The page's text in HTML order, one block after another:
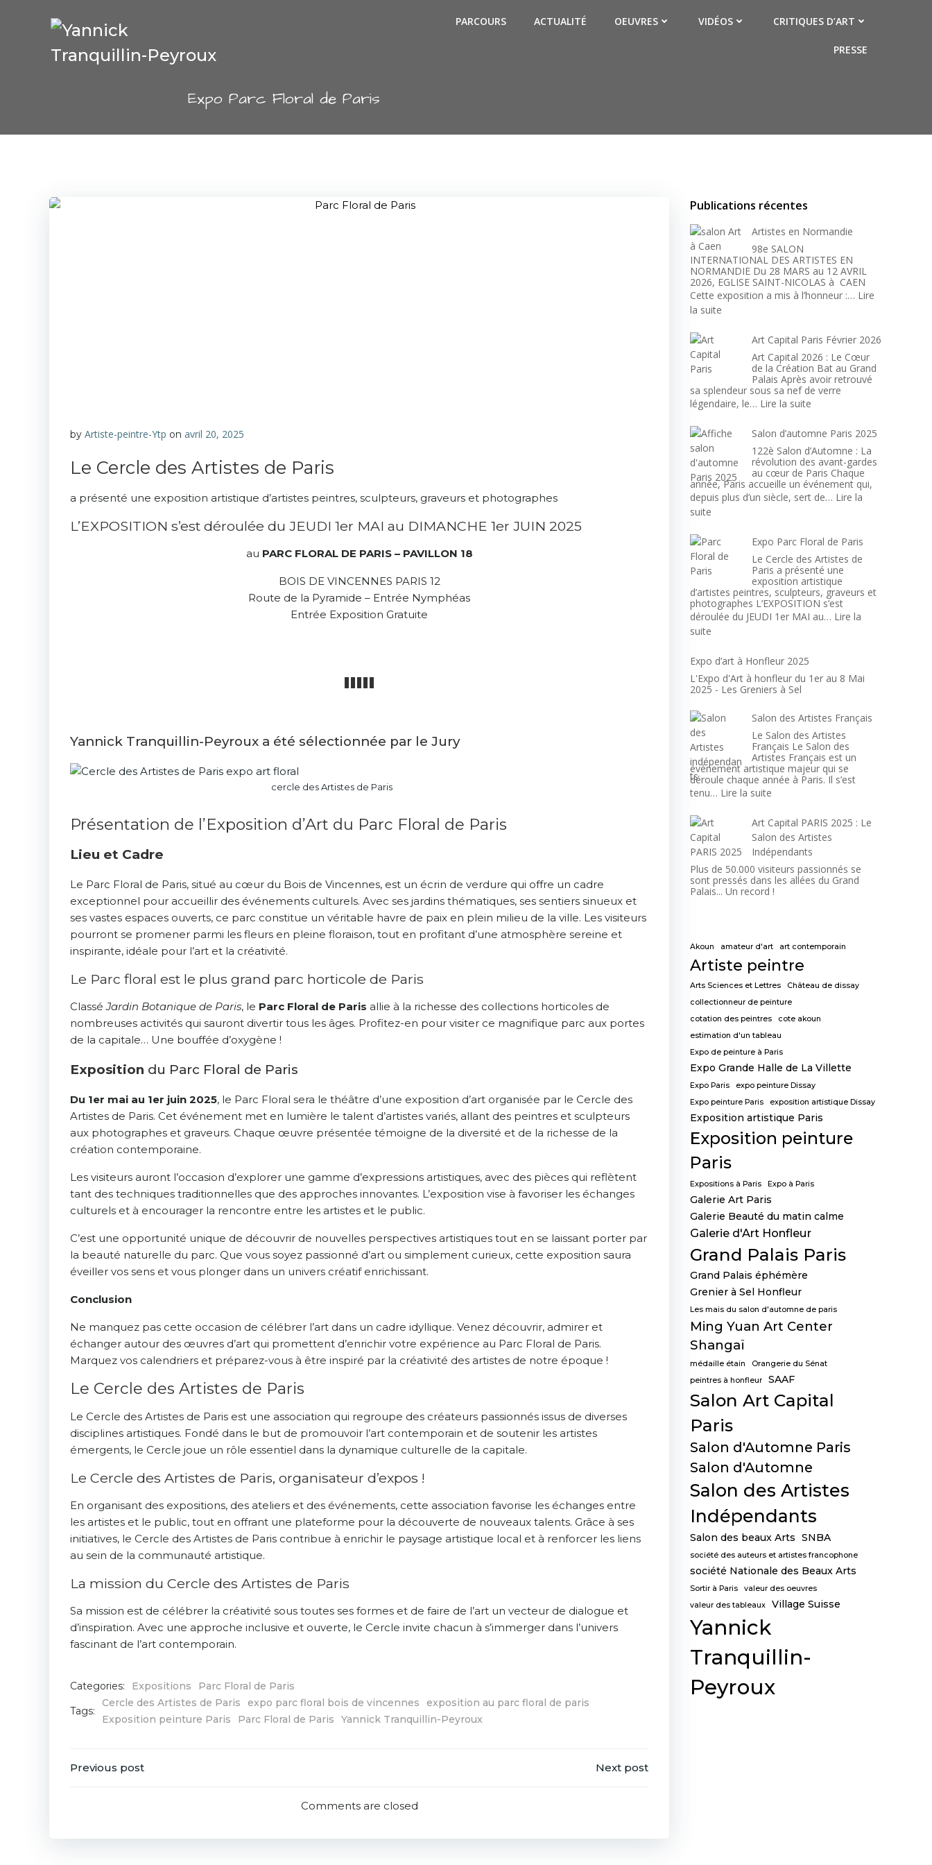
PARCOURS ACTUALITÉ OEUVRES VIDÉOS CRITIQUES D’ART
PRESSE
Expo Parc Floral de Paris
by Artiste-peintre-Ytp on avril 20, 2025
Le Cercle des Artistes de Paris
a présenté une exposition artistique d’artistes peintres, sculpteurs, graveurs et photographes
L’EXPOSITION s’est déroulée du JEUDI 1er MAI au DIMANCHE 1er JUIN 2025
au PARC FLORAL DE PARIS – PAVILLON 18
BOIS DE VINCENNES PARIS 12
Route de la Pyramide – Entrée Nymphéas
Entrée Exposition Gratuite
Yannick Tranquillin-Peyroux a été sélectionnée par le Jury
cercle des Artistes de Paris
Présentation de l’Exposition d’Art du Parc Floral de Paris
Lieu et Cadre
Le Parc Floral de Paris, situé au cœur du Bois de Vincennes, est un écrin de verdure qui offre un cadre
exceptionnel pour accueillir des événements culturels. Avec ses jardins thématiques, ses sentiers sinueux et
ses vastes espaces ouverts, ce parc constitue un véritable havre de paix en plein milieu de la ville. Les visiteurs
pourront se promener parmi les fleurs en pleine floraison, tout en profitant d’une atmosphère sereine et
inspirante, idéale pour l’art et la créativité.
Le Parc floral est le plus grand parc horticole de Paris
ClasséJardin Botanique de Paris, le Parc Floral de Paris allie à la richesse des collections horticoles de
nombreuses activités qui sauront divertir tous les âges. Profitez-en pour visiter ce magnifique parc aux portes
de la capitale… Une bouffée d’oxygène !
Exposition du Parc Floral de Paris
Du 1er mai au 1er juin 2025, le Parc Floral sera le théâtre d’une exposition d’art organisée par le Cercle des
Artistes de Paris. Cet événement met en lumière le talent d’artistes variés, allant des peintres et sculpteurs
aux photographes et graveurs. Chaque œuvre présentée témoigne de la diversité et de la richesse de la
création contemporaine.
Les visiteurs auront l’occasion d’explorer une gamme d’expressions artistiques, avec des pièces qui reflètent
tant des techniques traditionnelles que des approches innovantes. L’exposition vise à favoriser les échanges
culturels et à encourager la rencontre entre les artistes et le public.
C’est une opportunité unique de découvrir de nouvelles perspectives artistiques tout en se laissant porter par
la beauté naturelle du parc. Que vous soyez passionné d’art ou simplement curieux, cette exposition saura
éveiller vos sens et vous plonger dans un univers créatif enrichissant.
Conclusion
Ne manquez pas cette occasion de célébrer l’art dans un cadre idyllique. Venez découvrir, admirer et
échanger autour des œuvres d’art qui promettent d’enrichir votre expérience au Parc Floral de Paris.
Marquez vos calendriers et préparez-vous à être inspiré par la créativité des artistes de notre époque !
Le Cercle des Artistes de Paris
Le Cercle des Artistes de Paris est une association qui regroupe des créateurs passionnés issus de diverses
disciplines artistiques. Fondé dans le but de promouvoir l’art contemporain et de soutenir les artistes
émergents, le Cercle joue un rôle essentiel dans la dynamique culturelle de la capitale.
Le Cercle des Artistes de Paris, organisateur d’expos !
En organisant des expositions, des ateliers et des événements, cette association favorise les échanges entre
les artistes et le public, tout en offrant une plateforme pour la découverte de nouveaux talents. Grâce à ses
initiatives, le Cercle des Artistes de Paris contribue à enrichir le paysage artistique local et à renforcer les liens
au sein de la communauté artistique.
La mission du Cercle des Artistes de Paris
Sa mission est de célébrer la créativité sous toutes ses formes et de faire de l’art un vecteur de dialogue et
d’inspiration. Avec une approche inclusive et ouverte, le Cercle invite chacun à s’immerger dans l’univers
fascinant de l’art contemporain.
Categories: Expositions
Parc Floral de Paris
Tags:
Cercle des Artistes de Paris expo parc floral bois de vincennes
exposition au parc floral de paris
Exposition peinture Paris
Parc Floral de Paris Yannick Tranquillin-Peyroux
Post
Previous post Next post
Comments are closed
Publications récentes
Artistes en Normandie
98e SALON
INTERNATIONAL DES ARTISTES EN
NORMANDIE Du 28 MARS au 12 AVRIL
2026, EGLISE SAINT-NICOLAS à CAEN
Cette exposition a mis à l’honneur :… Lire
la suite
Normandie
Art Capital Paris Février 2026
Art Capital 2026 : Le Cœur
de la Création Bat au Grand
Palais Après avoir retrouvé
sa splendeur sous sa nef de verre
légendaire, le… Lire la suite
Capital
Paris
Février
2026
Salon d’automne Paris 2025
122è Salon d’Automne : La
révolution des avant-gardes
au cœur de Paris Chaque
année, Paris accueille un événement qui,
depuis plus d’un siècle, sert de… Lire la
suite
d’automne
Paris
2025
Expo Parc Floral de Paris
Le Cercle des Artistes de
Paris a présenté une
exposition artistique
d’artistes peintres, sculpteurs, graveurs et
photographes L’EXPOSITION s’est
déroulée du JEUDI 1er MAI au… Lire la
suite
Parc
Floral
de
Expo d’art à Honfleur 2025
L'Expo d'Art à honfleur du 1er au 8 Mai
2025 - Les Greniers à Sel
Salon des Artistes Français
Le Salon des Artistes
Français Le Salon des
Artistes Français est un
événement artistique majeur qui se
déroule chaque année à Paris. Il s’est
tenu… Lire la suite
des
Artistes
Français
Art Capital PARIS 2025 : Le
Salon des Artistes
Indépendants
Plus de 50.000 visiteurs passionnés se
sont pressés dans les allées du Grand
Palais... Un record !
Akoun amateur d'art art contemporain
Artiste peintre
Arts Sciences et Lettres
Château de dissay
collectionneur de peinture
cotation des peintres
cote akoun
estimation d'un tableau
Expo de peinture à Paris
Expo Grande Halle de La Villette
Expo Paris
expo peinture Dissay
Expo peinture Paris
exposition artistique Dissay
Exposition artistique Paris
Exposition peinture
Paris
Expositions à Paris Expo à Paris
Galerie Art Paris
Galerie Beauté du matin calme
Galerie d'Art Honfleur
Grand Palais Paris
Grand Palais éphémère
Grenier à Sel Honfleur
Les mais du salon d'automne de paris
Ming Yuan Art Center
Shangaï
médaille étain
Orangerie du Sénat
peintres à honfleur
SAAF
Salon Art Capital
Paris
Salon d'Automne Paris
Salon d'Automne
Salon des Artistes
Indépendants
Salon des beaux Arts SNBA
société des auteurs et artistes francophone
société Nationale des Beaux Arts
Sortir à Paris
valeur des oeuvres
valeur des tableaux
Village Suisse
Yannick
Tranquillin-
Peyroux